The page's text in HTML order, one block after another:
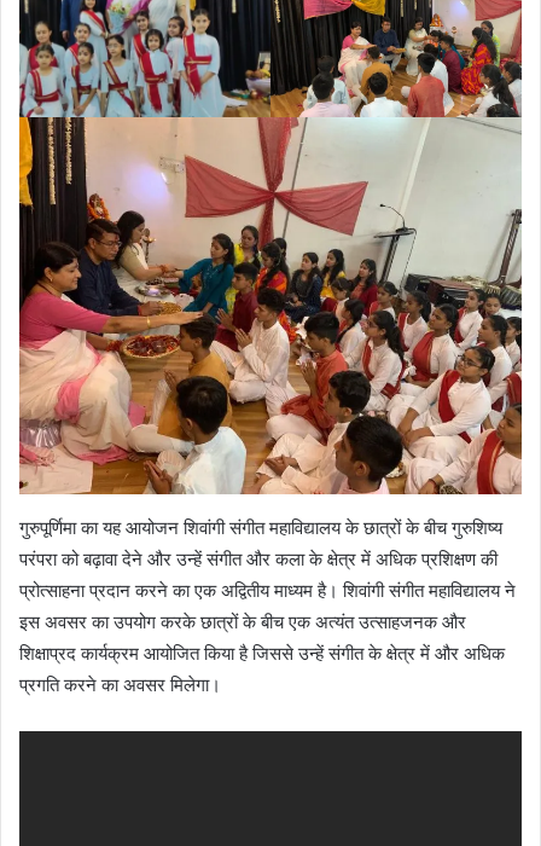
गुरुपूर्णिमा का यह आयोजन शिवांगी संगीत महाविद्यालय के छात्रों के बीच गुरुशिष्य
परंपरा को बढ़ावा देने और उन्हें संगीत और कला के क्षेत्र में अधिक प्रशिक्षण की
प्रोत्साहना प्रदान करने का एक अद्वितीय माध्यम है। शिवांगी संगीत महाविद्यालय ने
इस अवसर का उपयोग करके छात्रों के बीच एक अत्यंत उत्साहजनक और
शिक्षाप्रद कार्यक्रम आयोजित किया है जिससे उन्हें संगीत के क्षेत्र में और अधिक
प्रगति करने का अवसर मिलेगा।